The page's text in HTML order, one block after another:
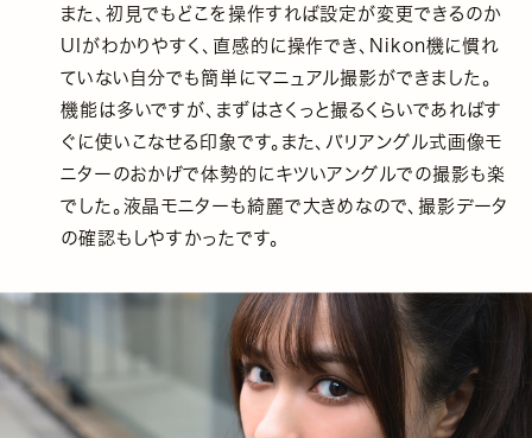
また、初見でもどこを操作すれば設定が変更できるのか
UIがわかりやすく、直感的に操作でき、Nikon機に慣れ
ていない自分でも簡単にマニュアル撮影ができました。
機能は多いですが、まずはさくっと撮るくらいであればす
ぐに使いこなせる印象です。また、バリアングル式画像モ
ニターのおかげで体勢的にキツいアングルでの撮影も楽
でした。液晶モニターも綺麗で大きめなので、撮影データ
の確認もしやすかったです。